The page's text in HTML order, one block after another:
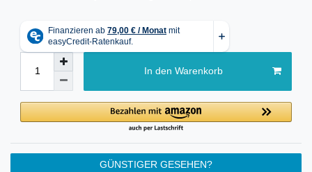
In den Warenkorb
GÜNSTIGER GESEHEN?